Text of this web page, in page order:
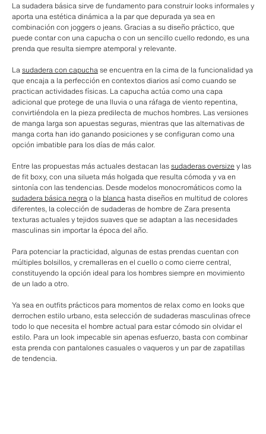
La sudadera básica sirve de fundamento para construir looks informales y
aporta una estética dinámica a la par que depurada ya sea en
combinación con joggers o jeans. Gracias a su diseño práctico, que
puede contar con una capucha o con un sencillo cuello redondo, es una
prenda que resulta siempre atemporal y relevante.
Lasudadera con capuchase encuentra en la cima de la funcionalidad ya
que encaja a la perfección en contextos diarios así como cuando se
practican actividades físicas. La capucha actúa como una capa
adicional que protege de una lluvia o una ráfaga de viento repentina,
convirtiéndola en la pieza predilecta de muchos hombres. Las versiones
de manga larga son apuestas seguras, mientras que las alternativas de
manga corta han ido ganando posiciones y se configuran como una
opción imbatible para los días de más calor.
Entre las propuestas más actuales destacan lassudaderas oversizey las
de fit boxy, con una silueta más holgada que resulta cómoda y va en
sintonía con las tendencias. Desde modelos monocromáticos como la
sudadera básica negrao la blanca hasta diseños en multitud de colores
diferentes, la colección de sudaderas de hombre de Zara presenta
texturas actuales y tejidos suaves que se adaptan a las necesidades
masculinas sin importar la época del año.
Para potenciar la practicidad, algunas de estas prendas cuentan con
múltiples bolsillos, y cremalleras en el cuello o como cierre central,
constituyendo la opción ideal para los hombres siempre en movimiento
de un lado a otro.
Ya sea en outfits prácticos para momentos de relax como en looks que
derrochen estilo urbano, esta selección de sudaderas masculinas ofrece
todo lo que necesita el hombre actual para estar cómodo sin olvidar el
estilo. Para un look impecable sin apenas esfuerzo, basta con combinar
esta prenda con pantalones casuales o vaqueros y un par de zapatillas
de tendencia.